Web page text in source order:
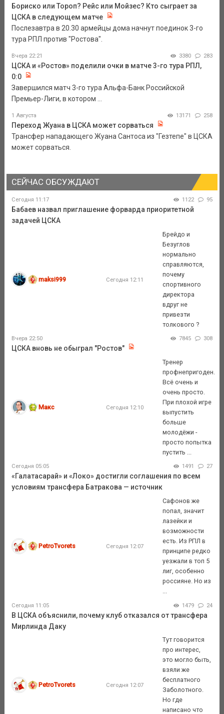
Бориско или Тороп? Рейс или Мойзес? Кто сыграет за
ЦСКА в следующем матче
Послезавтра в 20.30 армейцы дома начнут поединок 3-го
тура РПЛ против "Ростова".
Вчера 22:21 3380 283
ЦСКА и «Ростов» поделили очки в матче 3-го тура РПЛ,
0:0
Завершился матч 3-го тура Альфа-Банк Российской
Премьер-Лиги, в котором ...
1 Августа 13171 258
Переход Жуана в ЦСКА может сорваться
Трансфер нападающего Жуана Сантоса из "Гезтепе" в ЦСКА
может сорваться.
СЕЙЧАС ОБСУЖДАЮТ
Сегодня 11:17 1122 95
Бабаев назвал приглашение форварда приоритетной
задачей ЦСКА
maksi999 Сегодня 12:11
Брейдо и
Безуглов
нормально
справляются,
почему
спортивного
директора
вдруг не
привезти
толкового ?
Вчера 22:50 7845 308
ЦСКА вновь не обыграл "Ростов"
Макс Сегодня 12:10
Тренер
профнепригоден.
Всё очень и
очень просто.
При плохой игре
выпустить
больше
молодёжи -
просто попытка
пустить ...
Сегодня 05:05 1491 27
«Галатасарай» и «Локо» достигли соглашения по всем
условиям трансфера Батракова — источник
PetroTvorets Сегодня 12:07
Сафонов же
попал, значит
лазейки и
возможности
есть. Из РПЛ в
принципе редко
уезжали в топ 5
лиг, особенно
россияне. Но из
Сегодня 11:05 1479 24
В ЦСКА объяснили, почему клуб отказался от трансфера
Мирлинда Даку
PetroTvorets Сегодня 12:07
Тут говорится
про интерес,
это могло быть,
взяли же
бесплатного
Заболотного.
Но где
написано что